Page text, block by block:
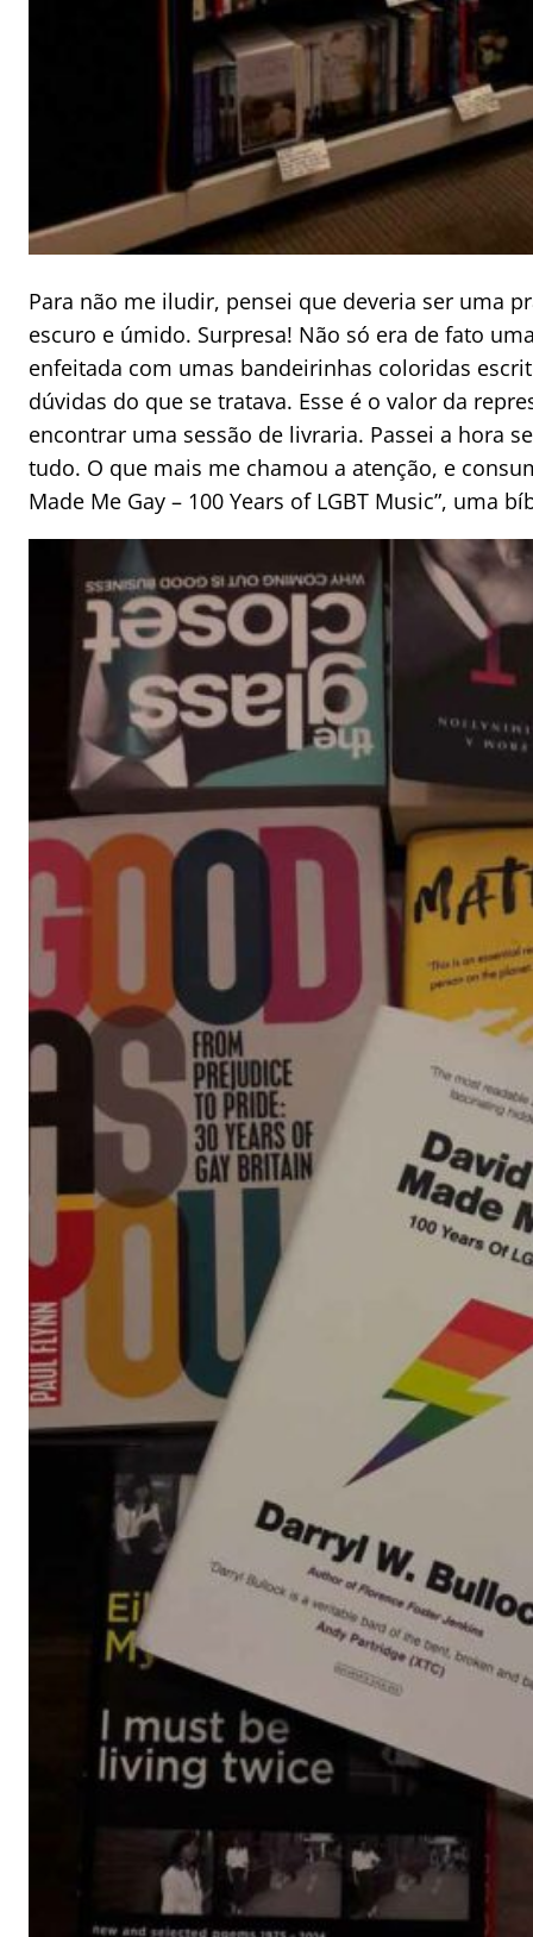
Para não me iludir, pensei que deveria ser uma
escuro e úmido. Surpresa! Não só era de fato
enfeitada com umas bandeirinhas coloridas
dúvidas do que se tratava. Esse é o valor da
encontrar uma sessão de livraria. Passei a hora
tudo. O que mais me chamou a atenção, e
Made Me Gay – 100 Years of LGBT Music”, uma